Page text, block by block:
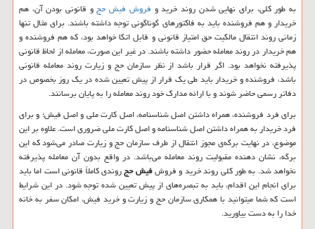
به‌ طور کلی، برای نهایی شدن روند خرید و فروش فیش حجو قانونی بودن آن، هم
خریدار و هم فروشنده باید به فاکتورهای گوناگونی توجه داشته باشند. برای مثال تنها
زمانی روند انتقال مالکیت حق امتیاز قانونی و قابل ‌اتکا خواهد بود، که هم فروشنده و
هم خریدار در روند معامله حضور داشته باشند. در غیر این صورت، معامله از لحاظ قانونی
پذیرفته نخواهد بود. اگر قرار باشد از نظر سازمان حج و زیارت روند معامله قانونی
باشد، فروشنده و خریدار باید طی یک قرار از پیش ‌تعیین ‌شده در یک روز بخصوص در
دفاتر رسمی حاضر شوند و با ارائه مدارک خود روند معامله را به پایان برسانند.
برای فرد فروشنده، ‌همراه داشتن اصل شناسنامه، اصل کارت ملی و اصل فیش؛ و برای
فرد خریدار به‌ همراه داشتن اصل شناسنامه و اصل کارت ملی ضروری است. علاوه‌ بر این
موضوع، در نهایت برگه‌ی مجوز انتقال از طرف سازمان حج و زیارت صادر می‌شود که این
برگه، نشان دهنده مقبولیت روند معامله می‌باشد. در واقع بدون آن معامله پذیرفته
نخواهد شد. به ‌طور کلی روند خرید و فروشفیش حجروندی کاملاً قانونی است اما باید
برای انجام این اقدام، باید به تبصره‌های از پیش ‌تعیین ‌شده توجه شود. در این شرایط
است که شما میتوانید با همکاری سازمان حج و زیارت و خرید فیش، امکان سفر به خانه
خدا را به دست بیاورید.